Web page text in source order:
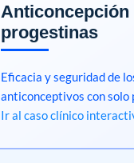
Anticoncepción
progestinas
Eficacia y seguridad de
anticonceptivos con solo
Ir al caso clínico